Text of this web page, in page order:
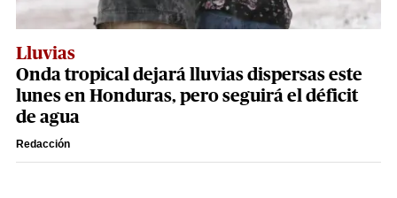
Lluvias
Onda tropical dejará lluvias dispersas este
lunes en Honduras, pero seguirá el déficit
de agua
Redacción